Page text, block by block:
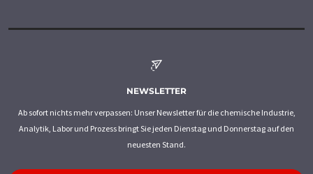
NEWSLETTER
Ab sofort nichts mehr verpassen: Unser Newsletter für die chemische Industrie,
Analytik, Labor und Prozess bringt Sie jeden Dienstag und Donnerstag auf den
neuesten Stand.